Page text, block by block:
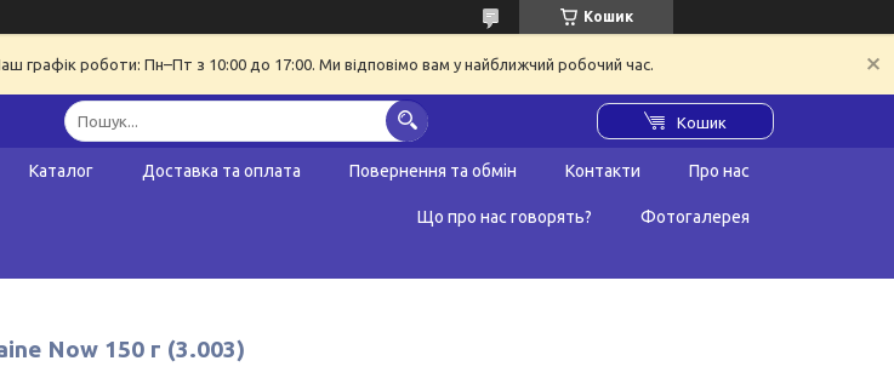
Кошик
графік роботи: Пн–Пт з 10:00 до 17:00. Ми відповімо вам у найближчий робочий час.
Кошик
Каталог Доставка та оплата Повернення та обмін Контакти Про нас
Що про нас говорять? Фотогалерея
Now 150 г (3.003)